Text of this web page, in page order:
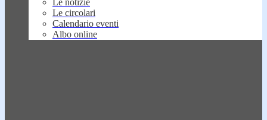
Le notizie
Le circolari
Calendario eventi
Albo online